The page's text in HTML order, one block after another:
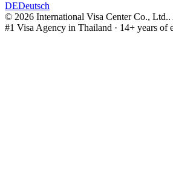
DEDeutsch
© 2026 International Visa Center Co., Ltd..
#1 Visa Agency in Thailand · 14+ years of